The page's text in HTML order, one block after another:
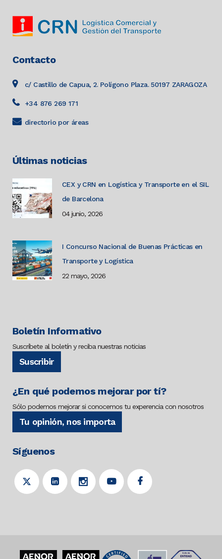
Contacto
c/ Castillo de Capua, 2. Polígono Plaza. 50197 ZARAGOZA
+34 876 269 171
directorio por áreas
Últimas noticias
CEX y CRN en Logística y Transporte en el SIL
de Barcelona
04 junio, 2026
I Concurso Nacional de Buenas Prácticas en
Transporte y Logística
22 mayo, 2026
Boletín Informativo
Suscríbete al boletín y reciba nuestras noticias
Suscribir
¿En qué podemos mejorar por tí?
Sólo podemos mejorar si conocemos tu experencia con nosotros
Tu opinión, nos importa
Síguenos